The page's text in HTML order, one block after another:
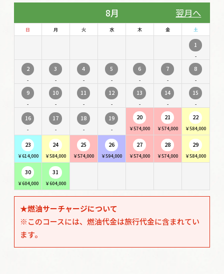
8月 翌月へ
日 月 火 水 木 金 土
1
-
2
-
3
-
4
-
5
-
6
-
7
-
8
-
9
-
10
-
11
-
12
-
13
-
14
-
15
-
16
-
17
-
18
-
19
-
20
￥574,000
21
￥574,000
22
￥584,000
23
￥614,000
24
￥584,000
25
￥574,000
26
￥594,000
27
￥574,000
28
￥574,000
29
￥584,000
30
￥604,000
31
￥604,000
★燃油サーチャージについて
※このコースには、燃油代金は旅行代金に含まれてい
ます。